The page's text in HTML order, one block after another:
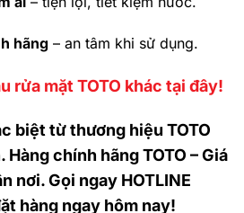
hãng – an tâm khi sử dụng.
rửa mặt TOTO khác tại đây!
biệt từ thương hiệu TOTO
Hàng chính hãng TOTO – Giá
nơi. Gọi ngay HOTLINE
hàng ngay hôm nay!